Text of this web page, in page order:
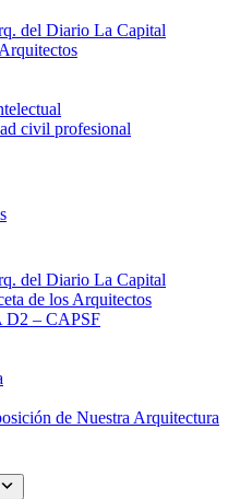
del Diario La Capital
civil profesional
del Diario La Capital
de los Arquitectos
D2 – CAPSF
de Nuestra Arquitectura